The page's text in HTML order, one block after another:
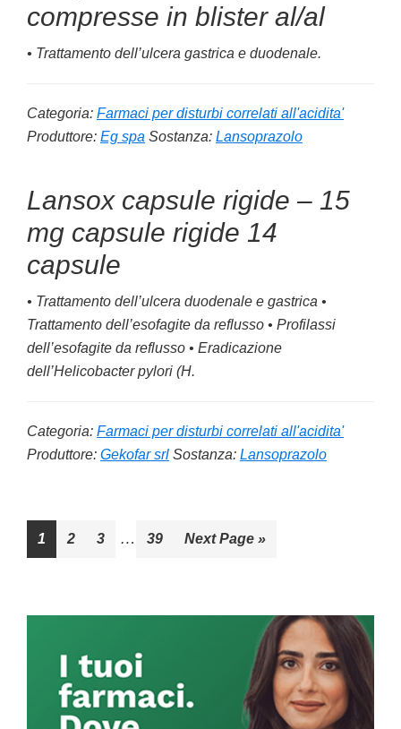
compresse in blister al/al
• Trattamento dell’ulcera gastrica e duodenale.
Categoria: Farmaci per disturbi correlati all'acidita'
Produttore: Eg spa Sostanza: Lansoprazolo
Lansox capsule rigide – 15
mg capsule rigide 14
capsule
• Trattamento dell’ulcera duodenale e gastrica •
Trattamento dell’esofagite da reflusso • Profilassi
dell’esofagite da reflusso • Eradicazione
dell’Helicobacter pylori (H.
Categoria: Farmaci per disturbi correlati all'acidita'
Produttore: Gekofar srl Sostanza: Lansoprazolo
Go
to
1
Go
2
Go
3
Interim
…
Go
39
Go
Next Page »
Sidebar